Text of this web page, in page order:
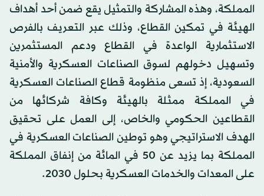
المملكة، وهذه المشاركة والتمثيل يقع ضمن أحد أهداف
الهيئة في تمكين القطاع، وذلك عبر التعريف بالفرص
الاستثمارية الواعدة في القطاع ودعم المستثمرين
وتسهيل دخولهم لسوق الصناعات العسكرية والأمنية
السعودية، إذ تسعى منظومة قطاع الصناعات العسكرية
في المملكة ممثلة بالهيئة وكافة شركائها من
القطاعين الحكومي والخاص، إلى العمل على تحقيق
الهدف الاستراتيجي وهو توطين الصناعات العسكرية في
المملكة بما يزيد عن 50 في المائة من إنفاق المملكة
على المعدات والخدمات العسكرية بحلول 2030.